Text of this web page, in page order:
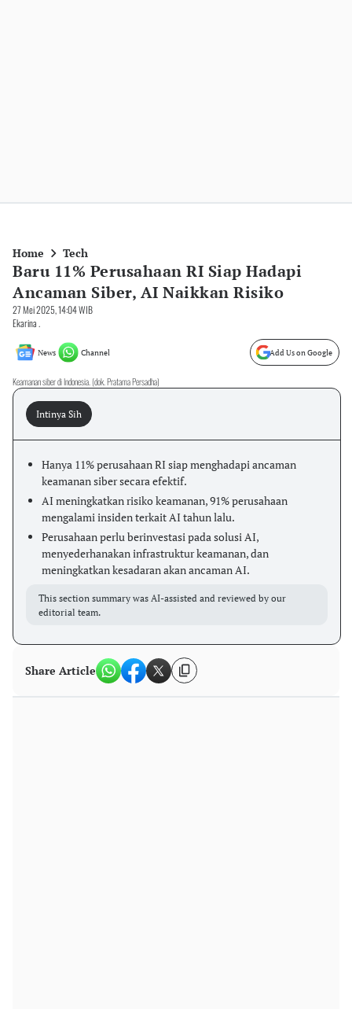
Home Tech
Baru 11% Perusahaan RI Siap Hadapi
Ancaman Siber, AI Naikkan Risiko
27 Mei 2025, 14:04 WIB
Ekarina .
News Channel Add Us on Google
Keamanan siber di Indonesia. (dok. Pratama Persadha)
Intinya Sih
Hanya 11% perusahaan RI siap menghadapi ancaman
keamanan siber secara efektif.
AI meningkatkan risiko keamanan, 91% perusahaan
mengalami insiden terkait AI tahun lalu.
Perusahaan perlu berinvestasi pada solusi AI,
menyederhanakan infrastruktur keamanan, dan
meningkatkan kesadaran akan ancaman AI.
This section summary was AI-assisted and reviewed by our
editorial team.
Share Article